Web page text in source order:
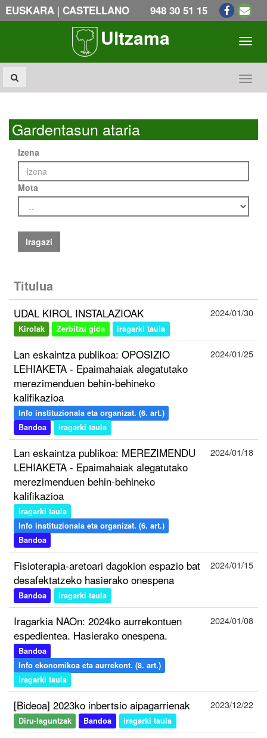
EUSKARA | CASTELLANO 948 30 51 15
Ultzama
Gardentasun ataria
Izena
Mota
Iragazi
Titulua
UDAL KIROL INSTALAZIOAK
Kirolak Zerbitzu gida iragarki taula
2024/01/30
Lan eskaintza publikoa: OPOSIZIO
LEHIAKETA - Epaimahaiak alegatutako
merezimenduen behin-behineko
kalifikazioa
Info instituzionala eta organizat. (6. art.)
Bandoa
iragarki taula
2024/01/25
Lan eskaintza publikoa: MEREZIMENDU
LEHIAKETA - Epaimahaiak alegatutako
merezimenduen behin-behineko
kalifikazioa
iragarki taula
Info instituzionala eta organizat. (6. art.)
Bandoa
2024/01/18
Fisioterapia-aretoari dagokion espazio bat
desafektatzeko hasierako onespena
Bandoa iragarki taula
2024/01/15
Iragarkia NAOn: 2024ko aurrekontuen
espedientea. Hasierako onespena.
Bandoa
Info ekonomikoa eta aurrekont. (8. art.)
iragarki taula
2024/01/08
[Bideoa] 2023ko inbertsio aipagarrienak
Diru-laguntzak Bandoa iragarki taula
2023/12/22